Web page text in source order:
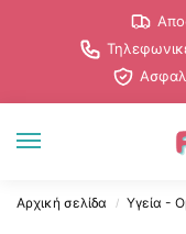
Αρχική σελίδα / Υγεία -